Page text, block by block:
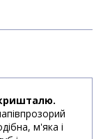
м'яка і